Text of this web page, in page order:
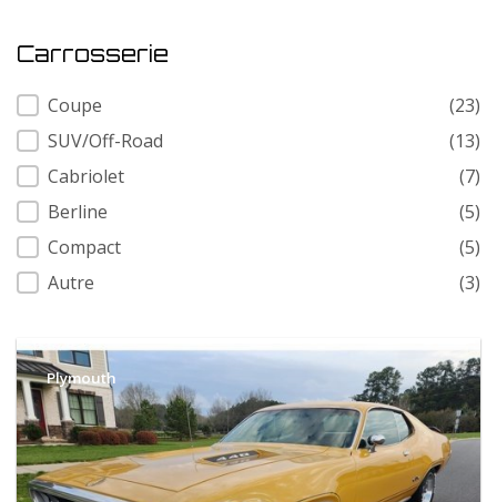
Carrosserie
Carrosserie
Coupe
(23)
SUV/Off-Road
(13)
Cabriolet
(7)
Berline
(5)
Compact
(5)
Autre
(3)
Plymouth